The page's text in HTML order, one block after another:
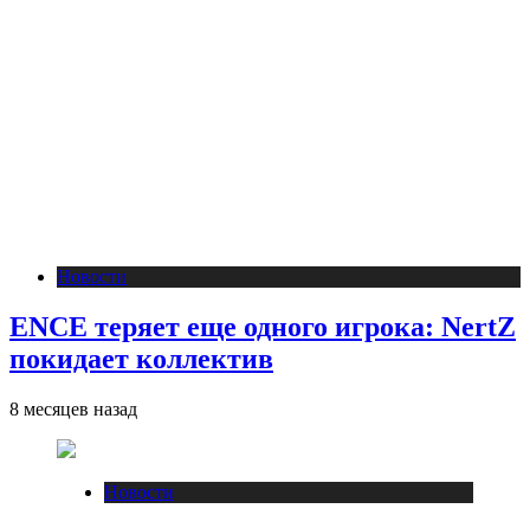
Новости
ENCE теряет еще одного игрока: NertZ
покидает коллектив
8 месяцев назад
Новости